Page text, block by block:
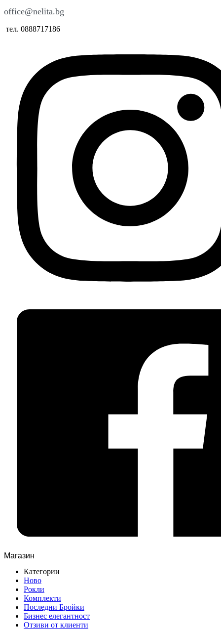
office@nelita.bg
тел. 0888717186
Магазин
Категории
Ново
Рокли
Комплекти
Последни Бройки
Бизнес елегантност
Отзиви от клиенти